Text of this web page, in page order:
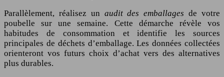
Parallèlement, réalisez un audit des emballages de votre
poubelle sur une semaine. Cette démarche révèle vos
habitudes de consommation et identifie les sources
principales de déchets d’emballage. Les données collectées
orienteront vos futurs choix d’achat vers des alternatives
plus durables.